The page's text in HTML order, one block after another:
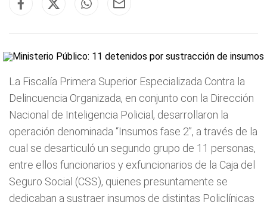
La Fiscalía Primera Superior Especializada Contra la
Delincuencia Organizada, en conjunto con la Dirección
Nacional de Inteligencia Policial, desarrollaron la
operación denominada “Insumos fase 2”, a través de la
cual se desarticuló un segundo grupo de 11 personas,
entre ellos funcionarios y exfuncionarios de la Caja del
Seguro Social (CSS), quienes presuntamente se
dedicaban a sustraer insumos de distintas Policlínicas